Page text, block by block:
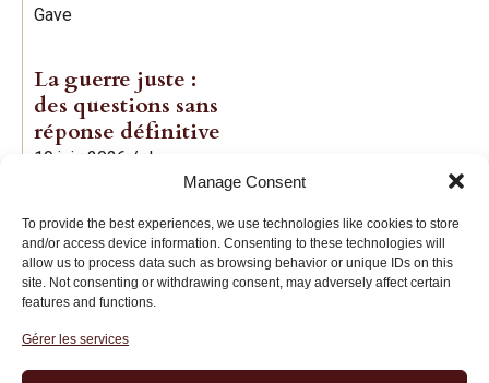
Manage Consent
To provide the best experiences, we use technologies like cookies to store
and/or access device information. Consenting to these technologies will
allow us to process data such as browsing behavior or unique IDs on this
site. Not consenting or withdrawing consent, may adversely affect certain
features and functions.
Gérer les services
Gave
La guerre juste :
des questions sans
réponse définitive
19 juin 2026 / Jean-
Institut des Libertés